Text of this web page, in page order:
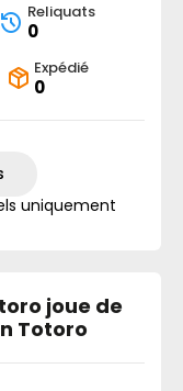
Reliquats
0
Expédié
0
uniquement
joue de
Totoro